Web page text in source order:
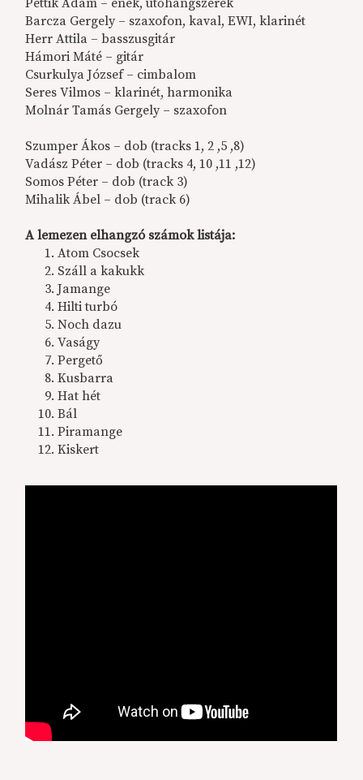
Pettik Ádám – ének, ütőhangszerek
Barcza Gergely – szaxofon, kaval, EWI, klarinét
Herr Attila – basszusgitár
Hámori Máté – gitár
Csurkulya József – cimbalom
Seres Vilmos ­– klarinét, harmonika
Molnár Tamás Gergely – szaxofon
Szumper Ákos – dob (tracks 1, 2 ,5 ,8)
Vadász Péter – dob (tracks 4, 10 ,11 ,12)
Somos Péter – dob (track 3)
Mihalik Ábel – dob (track 6)
A lemezen elhangzó számok listája:
Atom Csocsek
Száll a kakukk
Jamange
Hilti turbó
Noch dazu
Vaságy
Pergető
Kusbarra
Hat hét
Bál
Piramange
Kiskert